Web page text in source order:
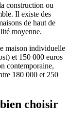
construction ou
Il existe des
de haut de
moyenne.
maison individuelle
et 150 000 euros
contemporaine,
180 000 et 250
choisir